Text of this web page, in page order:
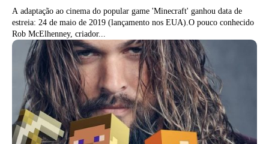
A adaptação ao cinema do popular game 'Minecraft' ganhou data de
estreia: 24 de maio de 2019 (lançamento nos EUA).O pouco conhecido
Rob McElhenney, criador...